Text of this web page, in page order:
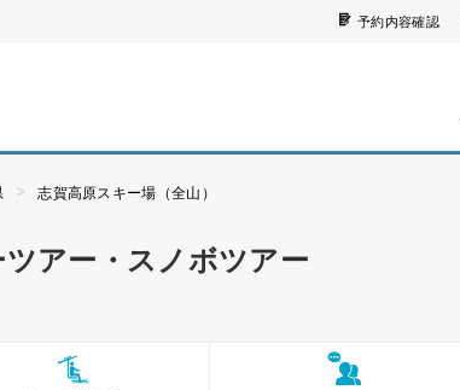
予約内容確認
志賀高原スキー場（全山）
アー・スノボツアー